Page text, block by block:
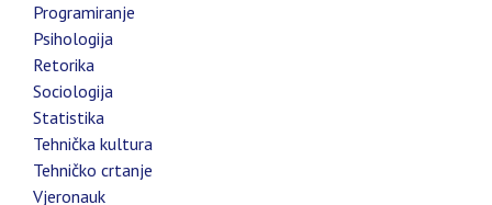
Programiranje
Psihologija
Retorika
Sociologija
Statistika
Tehnička kultura
Tehničko crtanje
Vjeronauk